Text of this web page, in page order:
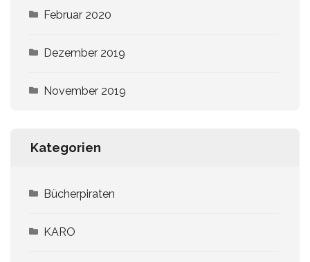
Februar 2020
Dezember 2019
November 2019
Kategorien
Bücherpiraten
KARO